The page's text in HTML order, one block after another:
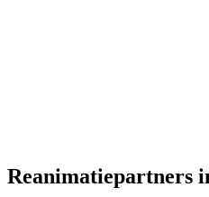
Reanimatiepartners